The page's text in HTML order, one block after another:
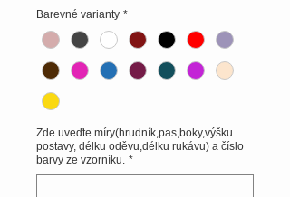
Barevné varianty *
Zde uveďte míry(hrudník,pas,boky,výšku
postavy, délku oděvu,délku rukávu) a číslo
barvy ze vzorníku. *